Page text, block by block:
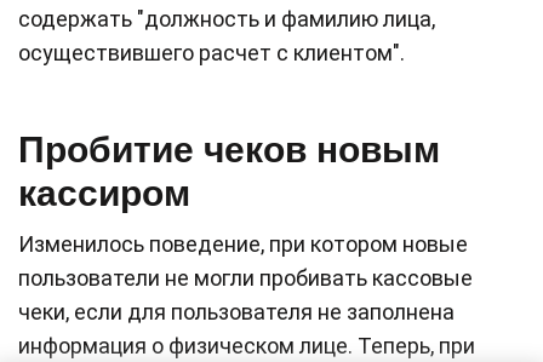
содержать "должность и фамилию лица,
осуществившего расчет с клиентом".
Пробитие чеков новым
кассиром
Изменилось поведение, при котором новые
пользователи не могли пробивать кассовые
чеки, если для пользователя не заполнена
информация о физическом лице. Теперь, при